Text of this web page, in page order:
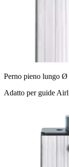
Perno pieno lungo Ø
Adatto per guide